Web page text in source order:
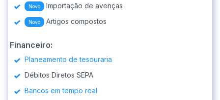
Novo Importação de avenças
Novo Artigos compostos
Financeiro:
Planeamento de tesouraria
Débitos Diretos SEPA
Bancos em tempo real